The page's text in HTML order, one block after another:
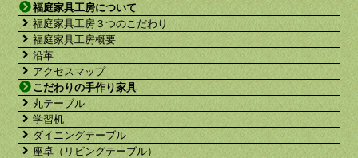
福庭家具工房について
福庭家具工房３つのこだわり
福庭家具工房概要
沿革
アクセスマップ
こだわりの手作り家具
丸テーブル
学習机
ダイニングテーブル
座卓（リビングテーブル）